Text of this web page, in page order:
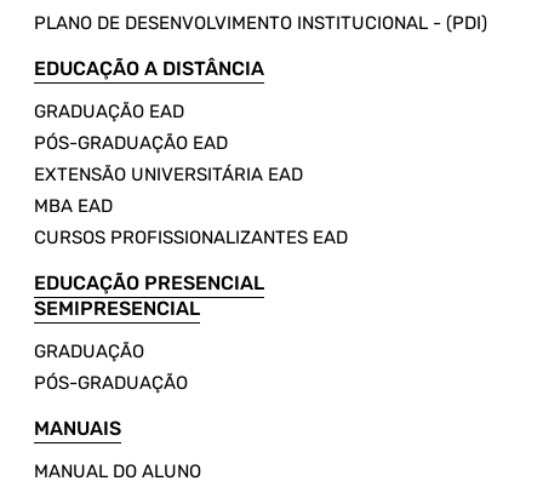
PLANO DE DESENVOLVIMENTO INSTITUCIONAL - (PDI)
EDUCAÇÃO A DISTÂNCIA
GRADUAÇÃO EAD
PÓS-GRADUAÇÃO EAD
EXTENSÃO UNIVERSITÁRIA EAD
MBA EAD
CURSOS PROFISSIONALIZANTES EAD
EDUCAÇÃO PRESENCIAL
SEMIPRESENCIAL
GRADUAÇÃO
PÓS-GRADUAÇÃO
MANUAIS
MANUAL DO ALUNO